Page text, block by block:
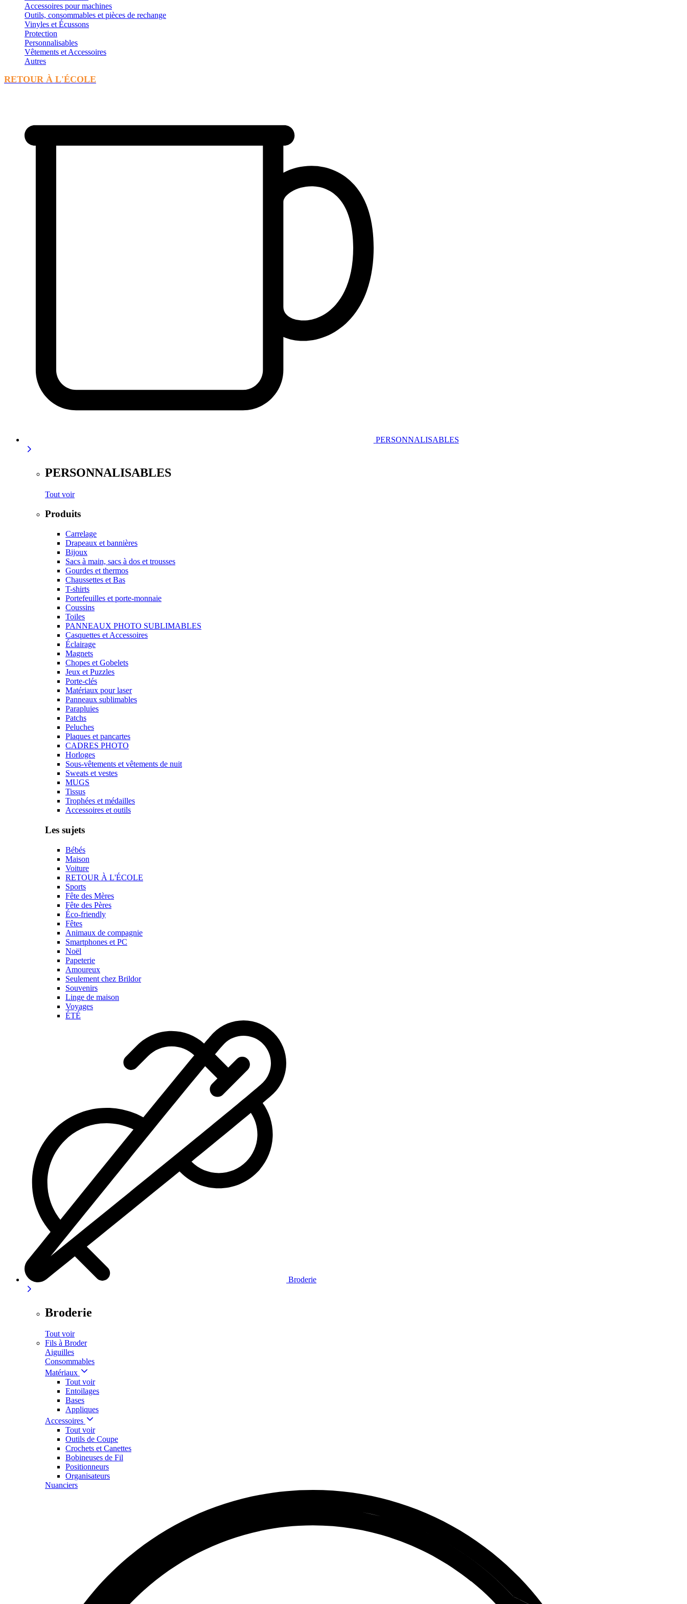
Accessoires pour machines
Outils, consommables et pièces de rechange
Vinyles et Écussons
Protection
Personnalisables
Vêtements et Accessoires
Autres
RETOUR À L'ÉCOLE
PERSONNALISABLES
PERSONNALISABLES
Tout voir
Produits
Carrelage
Drapeaux et bannières
Bijoux
Sacs à main, sacs à dos et trousses
Gourdes et thermos
Chaussettes et Bas
T-shirts
Portefeuilles et porte-monnaie
Coussins
Toiles
PANNEAUX PHOTO SUBLIMABLES
Casquettes et Accessoires
Éclairage
Magnets
Chopes et Gobelets
Jeux et Puzzles
Porte-clés
Matériaux pour laser
Panneaux sublimables
Parapluies
Patchs
Peluches
Plaques et pancartes
CADRES PHOTO
Horloges
Sous-vêtements et vêtements de nuit
Sweats et vestes
MUGS
Tissus
Trophées et médailles
Accessoires et outils
Les sujets
Bébés
Maison
Voiture
RETOUR À L'ÉCOLE
Sports
Fête des Mères
Fête des Pères
Éco-friendly
Fêtes
Animaux de compagnie
Smartphones et PC
Noël
Papeterie
Amoureux
Seulement chez Brildor
Souvenirs
Linge de maison
Voyages
ÉTÉ
Broderie
Broderie
Tout voir
Fils à Broder
Aiguilles
Consommables
Matériaux
Tout voir
Entoilages
Bases
Appliques
Accessoires
Tout voir
Outils de Coupe
Crochets et Canettes
Bobineuses de Fil
Positionneurs
Organisateurs
Nuanciers